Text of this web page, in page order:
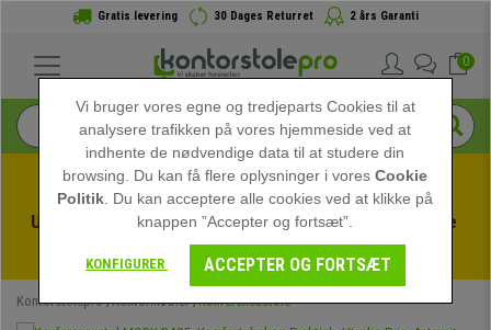
Gratis levering 30 Dages Returret 2 års Garanti
0
Udnyt sommerudsalget hos kontorstolepro! Eksklusive
rabatter i en begrænset periode - Se tilbuddet
Kontorstolepro Kontormøbler Konferencestole
Vi bruger vores egne og tredjeparts Cookies til at
analysere trafikken på vores hjemmeside ved at
indhente de nødvendige data til at studere din
browsing. Du kan få flere oplysninger i voresCookie
Politik . Du kan acceptere alle cookies ved at klikke på
knappen ”Accepter og fortsæt”.
KONFIGURER ACCEPTER OG FORTSÆT